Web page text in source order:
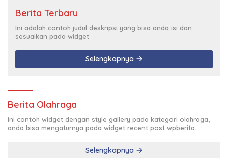
Berita Terbaru
Ini adalah contoh judul deskripsi yang bisa anda isi dan
sesuaikan pada widget
Selengkapnya
Berita Olahraga
Ini contoh widget dengan style gallery pada kategori olahraga,
anda bisa mengaturnya pada widget recent post wpberita.
Selengkapnya